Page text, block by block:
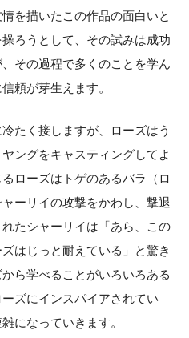
を描いたこの作品の面白いと
ろうとして、その試みは成功
その過程で多くのことを学ん
頼が芽生えます。
たく接しますが、ローズはう
ングをキャスティングしてよ
ローズはトゲのあるバラ（ロ
ーリイの攻撃をかわし、撃退
たシャーリイは「あら、この
はじっと耐えている」と驚き
ら学べることがいろいろある
ズにインスパイアされてい
になっていきます。